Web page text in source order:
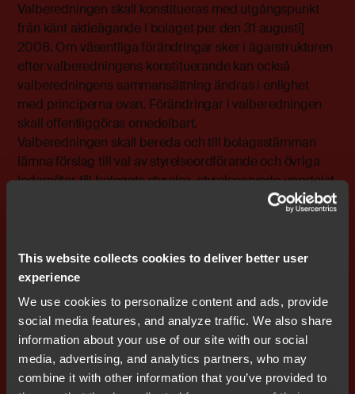
This website collects cookies to deliver better user
experience
We use cookies to personalize content and ads, provide
social media features, and analyze traffic. We also share
information about your use of our site with our social
media, advertising, and analytics partners, who may
combine it with other information that you’ve provided to
Valberedningen skall konstitueras med utgångspunkt
från känt aktieägande i bolaget per den 31 augusti]
2008. Om väsentliga förändringar sker i ägarstrukturen
efter valberedningens konstituerande kan också
valberedningens sammansättning ändras i enlighet
med principerna ovan. Förändringar i valberedningen
skall offentliggöras omedelbart.
Valberedningen skall bereda och till bolagsstämman
lämna förslag till val av styrelseordförande och övriga
ledamöter till bolagets styrelse, styrelsearvode uppdelat
mellan ordförande och övriga ledamöter samt eventuell
ersättning för utskottsarbete, val av och arvode till
valberedning samt ordförande vid årsstämman.
Arvode skall ej utgå till valberedningens ledamöter.
Valberedningen skall ha rätt att, efter godkännande av
styrelsens ordförande, belasta bolaget med kostnader
för exempelvis rekryteringskonsulter eller andra
kostnader som erfordras för att valberedningen skall
kunna fullgöra sitt uppdrag.